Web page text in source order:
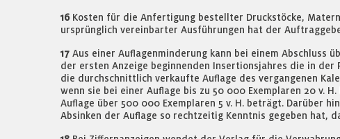
16 Kosten für die Anfertigung bestellter Druckstöcke,
ursprünglich vereinbarter Ausführungen hat der
17 Aus einer Auflagenminderung kann bei einem Abschluss
der ersten Anzeige beginnenden Insertionsjahres die in
die durchschnittlich verkaufte Auflage des vergangenen
wenn sie bei einer Auflage bis zu 50 000 Exemplaren 20 v.
Auflage über 500 000 Exemplaren 5 v. H. beträgt. Darüber
Absinken der Auflage so rechtzeitig Kenntnis gegeben hat,